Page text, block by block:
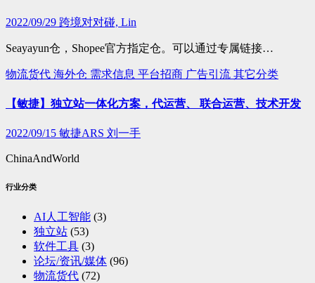
2022/09/29 跨境对对碰, Lin
Seayayun仓，Shopee官方指定仓。可以通过专属链接…
物流货代 海外仓 需求信息 平台招商 广告引流 其它分类
【敏捷】独立站一体化方案，代运营、 联合运营、技术开发
2022/09/15 敏捷ARS 刘一手
ChinaAndWorld
行业分类
AI人工智能 (3)
独立站 (53)
软件工具 (3)
论坛/资讯/媒体 (96)
物流货代 (72)